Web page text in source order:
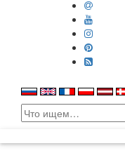
Search
for: